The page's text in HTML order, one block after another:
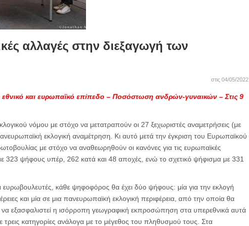
αλλαγές στην διεξαγωγή των
στις 04/05/2022
και ευρωπαϊκό επίπεδο – Ποσόστωση ανδρών-γυναικών – Στις 9
νόμου με στόχο να μετατραπούν οι 27 ξεχωριστές αναμετρήσεις (με
εκλογική αναμέτρηση. Κι αυτό μετά την έγκριση του Ευρωπαϊκού
με στόχο να αναθεωρηθούν οι κανόνες για τις ευρωπαϊκές
323 ψήφους υπέρ, 262 κατά και 48 αποχές, ενώ το σχετικό ψήφισμα με 331
κάθε ψηφοφόρος θα έχει δύο ψήφους: μία για την εκλογή
και μία σε μια πανευρωπαϊκή εκλογική περιφέρεια, από την οποία θα
να εξασφαλιστεί η ισόρροπη γεωγραφική εκπροσώπηση στα υπερεθνικά αυτά
κατηγορίες ανάλογα με το μέγεθος του πληθυσμού τους. Στα